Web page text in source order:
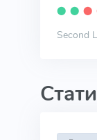
⬤ ⬤ ⬤
Second